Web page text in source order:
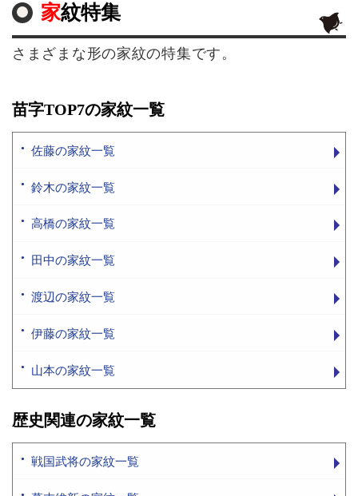
家紋特集
さまざまな形の家紋の特集です。
苗字TOP7の家紋一覧
佐藤の家紋一覧
鈴木の家紋一覧
高橋の家紋一覧
田中の家紋一覧
渡辺の家紋一覧
伊藤の家紋一覧
山本の家紋一覧
歴史関連の家紋一覧
戦国武将の家紋一覧